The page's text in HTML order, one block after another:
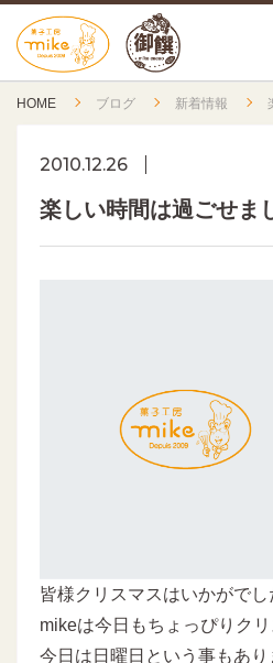
HOME ブログ 新着情報
2010.12.26
楽しい時間は過ごせま
皆様クリスマスはいかがでし
mikeは今日もちょっぴりクリ
今日は日曜日という事もあり